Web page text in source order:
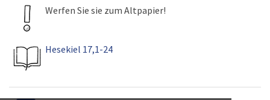
Werfen Sie sie zum Altpapier!
Hesekiel 17,1-24